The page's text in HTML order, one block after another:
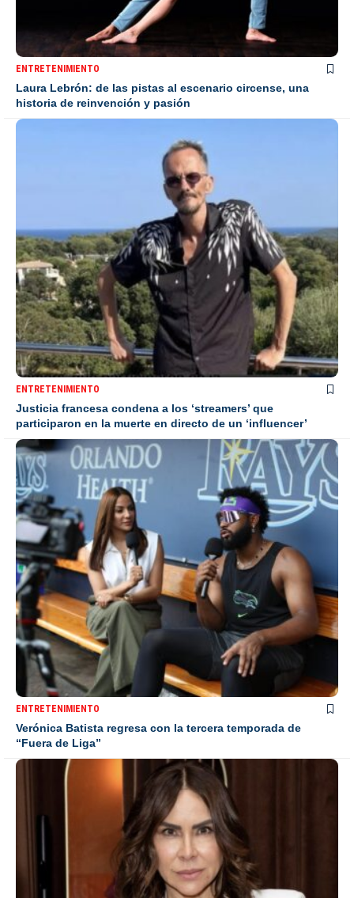
ENTRETENIMIENTO
Laura Lebrón: de las pistas al escenario circense, una
historia de reinvención y pasión
ENTRETENIMIENTO
Justicia francesa condena a los ‘streamers’ que
participaron en la muerte en directo de un ‘influencer’
ENTRETENIMIENTO
Verónica Batista regresa con la tercera temporada de
“Fuera de Liga”